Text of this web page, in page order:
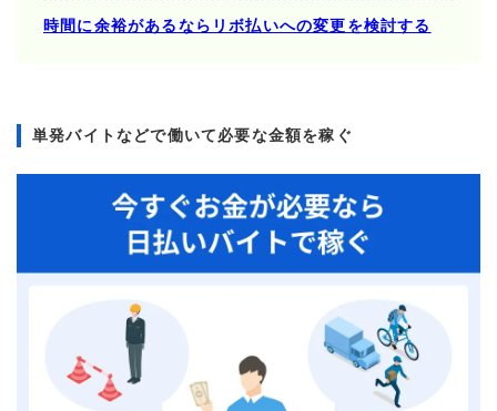
時間に余裕があるならリボ払いへの変更を検討する
単発バイトなどで働いて必要な金額を稼ぐ